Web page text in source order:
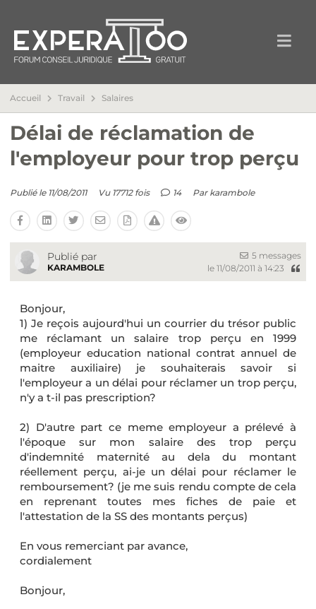
Accueil Travail Salaires
Délai de réclamation de
l'employeur pour trop perçu
Publié le 11/08/2011 Vu 17712 fois 14 Par karambole
Publié par
KARAMBOLE
5 messages
le 11/08/2011 à 14:23
Bonjour,
1) Je reçois aujourd'hui un courrier du trésor public
me réclamant un salaire trop perçu en 1999
(employeur education national contrat annuel de
maitre auxiliaire) je souhaiterais savoir si
l'employeur a un délai pour réclamer un trop perçu,
n'y a t-il pas prescription?
2) D'autre part ce meme employeur a prélevé à
l'époque sur mon salaire des trop perçu
d'indemnité maternité au dela du montant
réellement perçu, ai-je un délai pour réclamer le
remboursement? (je me suis rendu compte de cela
en reprenant toutes mes fiches de paie et
l'attestation de la SS des montants perçus)
En vous remerciant par avance,
cordialement
Bonjour,